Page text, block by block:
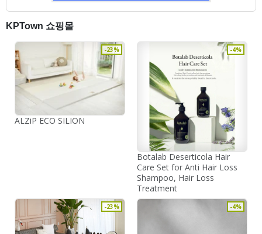
KPTown 쇼핑몰
-23%
ALZiP ECO SILION
-4%
Botalab Deserticola Hair
Care Set for Anti Hair Loss
Shampoo, Hair Loss
Treatment
-23% -4%